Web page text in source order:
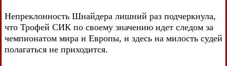
Непреклонность Шнайдера лишний раз подчеркнула,
что Трофей СИК по своему значению идет следом за
чемпионатом мира и Европы, и здесь на милость судей
полагаться не приходится.